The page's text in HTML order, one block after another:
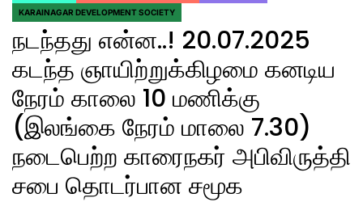
POSTED
IN
KARAINAGAR DEVELOPMENT SOCIETY
நடந்தது என்ன..! 20.07.2025
கடந்த ஞாயிற்றுக்கிழமை கனடிய
நேரம் காலை 10 மணிக்கு
(இலங்கை நேரம் மாலை 7.30)
நடைபெற்ற காரைநகர் அபிவிருத்தி
சபை தொடர்பான சமூக